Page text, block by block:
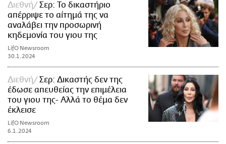
Διεθνή
Σερ: Το δικαστήριο
απέρριψε το αίτημά της να
αναλάβει την προσωρινή
κηδεμονία του γιου της
LifO Newsroom
30.1.2024
Διεθνή
Σερ: Δικαστής δεν της
έδωσε απευθείας την επιμέλεια
του γιου της- Αλλά το θέμα δεν
έκλεισε
LifO Newsroom
6.1.2024